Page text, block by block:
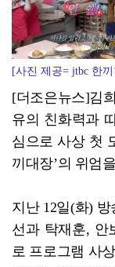
[사진 제공= jtbc 한
[더조은뉴스]김
유의 친화력과
심으로 사상 첫
끼대장’의 위엄
지난 12일(화) 방
선과 탁재훈, 안
로 프로그램 사